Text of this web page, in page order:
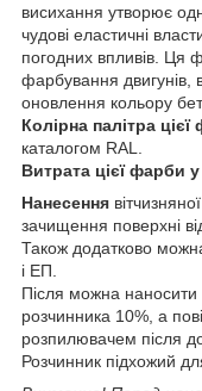
висихання утворює
чудові еластичні
погодних впливів. Ця
фарбування двигунів,
оновлення кольору
Колірна палітра
каталогом RAL.
Витрата цієї фарби
Нанесення
зачищення поверхні
Також додатково
і ЕП.
Після можна
розчинника 10%, а
розпилювачем після
Розчинник підхожий